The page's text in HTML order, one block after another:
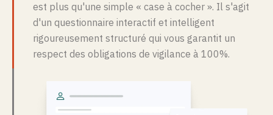
est plus qu'une simple « case à cocher ». Il s'agit
d'un questionnaire interactif et intelligent
rigoureusement structuré qui vous garantit un
respect des obligations de vigilance à 100%.